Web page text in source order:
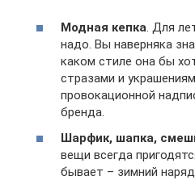
Модная кепка. Для
надо. Вы наверняка
каком стиле она бы
стразами и
провокационной
бренда.
Шарфик, шапка,
вещи всегда
бывает – зимний